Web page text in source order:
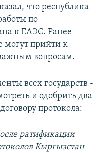
что республика
по
к ЕАЭС. Ранее
могут прийти к
вопросам.
всех государств -
и одобрить два
протокола:
ратификации
Кыргызстан